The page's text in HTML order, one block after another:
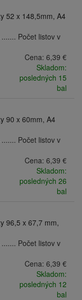
52 x 148,5mm, A4
Počet listov v
Cena: 6,39 €
Skladom:
posledných 15
bal
90 x 60mm, A4
Počet listov v
Cena: 6,39 €
Skladom:
posledných 26
bal
96,5 x 67,7 mm,
Počet listov v
Cena: 6,39 €
Skladom:
posledných 12
bal